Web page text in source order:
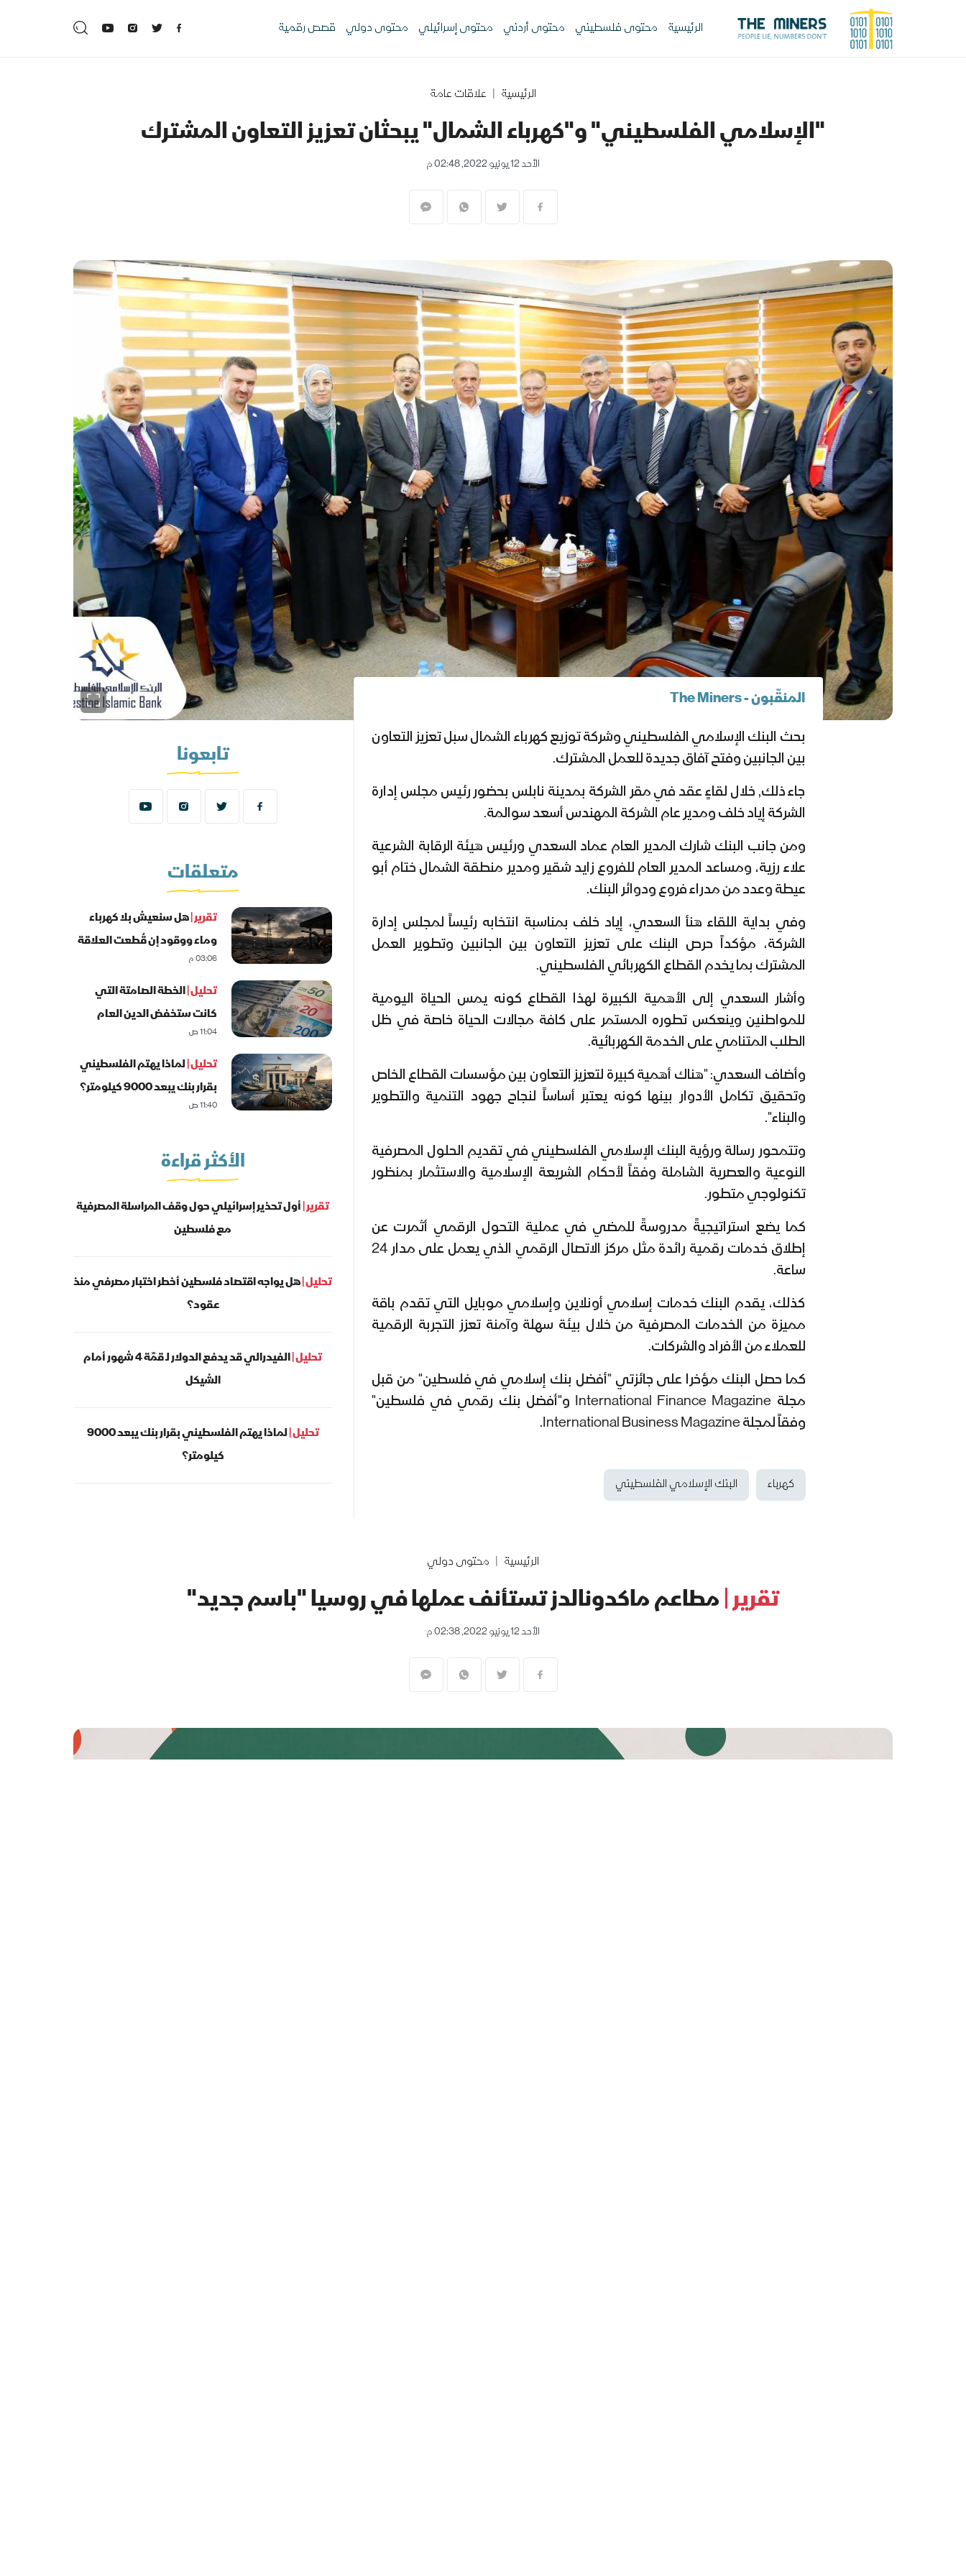
الرئيسية محتوى فلسطيني محتوى أردني محتوى إسرائيلي محتوى دولي قصص رقمية
الرئيسية علاقات عامة
"الإسلامي الفلسطيني" و"كهرباء الشمال" يبحثان تعزيز التعاون المشترك
الأحد 12 يونيو 2022, 02:48 م
المنقّبون - The Miners
بحث البنك الإسلامي الفلسطيني وشركة توزيع كهرباء الشمال سبل تعزيز التعاون
بين الجانبين وفتح آفاق جديدة للعمل المشترك.
جاء ذلك, خلال لقاءٍ عقد في مقر الشركة بمدينة نابلس بحضور رئيس مجلس إدارة
الشركة إياد خلف ومدير عام الشركة المهندس أسعد سوالمة.
ومن جانب البنك شارك المدير العام عماد السعدي ورئيس هيئة الرقابة الشرعية
علاء رزية، ومساعد المدير العام للفروع زايد شقير ومدير منطقة الشمال ختام أبو
عيطة وعدد من مدراء فروع ودوائر البنك.
وفي بداية اللقاء هنأ السعدي، إياد خلف بمناسبة انتخابه رئيساً لمجلس إدارة
الشركة، مؤكداً حرص البنك على تعزيز التعاون بين الجانبين وتطوير العمل
المشترك بما يخدم القطاع الكهربائي الفلسطيني.
وأشار السعدي إلى الأهمية الكبيرة لهذا القطاع كونه يمس الحياة اليومية
للمواطنين وينعكس تطوره المستمر على كافة مجالات الحياة خاصة في ظل
الطلب المتنامي على الخدمة الكهربائية.
وأضاف السعدي: "هناك أهمية كبيرة لتعزيز التعاون بين مؤسسات القطاع الخاص
وتحقيق تكامل الأدوار بينها كونه يعتبر أساساً لنجاح جهود التنمية والتطوير
والبناء".
وتتمحور رسالة ورؤية البنك الإسلامي الفلسطيني في تقديم الحلول المصرفية
النوعية والعصرية الشاملة وفقاً لأحكام الشريعة الإسلامية والاستثمار بمنظور
تكنولوجي متطور.
كما يضع استراتيجيةً مدروسةً للمضي في عملية التحول الرقمي أثمرت عن
إطلاق خدمات رقمية رائدة مثل مركز الاتصال الرقمي الذي يعمل على مدار 24
ساعة.
كذلك، يقدم البنك خدمات إسلامي أونلاين وإسلامي موبايل التي تقدم باقة
مميزة من الخدمات المصرفية من خلال بيئة سهلة وآمنة تعزز التجربة الرقمية
للعملاء من الأفراد والشركات.
كما حصل البنك مؤخرا على جائزتي "أفضل بنك إسلامي في فلسطين" من قبل
مجلة International Finance Magazine و"أفضل بنك رقمي في فلسطين"
وفقاً لمجلة International Business Magazine.
كهرباء البنك الإسلامي الفلسطيني
تابعونا
متعلقات
تقرير |هل سنعيش بلا كهرباء
وماء ووقود إن قُطعت العلاقة
المصرفية مع إسرائيل؟
03:06 م
تحليل |الخطة الصامتة التي
كانت ستخفض الدين العام
الفلسطيني
11:04 ص
تحليل |لماذا يهتم الفلسطيني
بقرار بنك يبعد 9000 كيلومتر؟
11:40 ص
الأكثر قراءة
تقرير |أول تحذير إسرائيلي حول وقف المراسلة المصرفية
مع فلسطين
تحليل |هل يواجه اقتصاد فلسطين أخطر اختبار مصرفي منذ
عقود؟
تحليل |
الفيدرالي قد يدفع الدولار لـ قمّة 4 شهور أمام
الشيكل
تحليل |
لماذا يهتم الفلسطيني بقرار بنك يبعد 9000
كيلومتر؟
الرئيسية محتوى دولي
تقرير |مطاعم ماكدونالدز تستأنف عملها في روسيا "باسم جديد"
الأحد 12 يونيو 2022, 02:38 م